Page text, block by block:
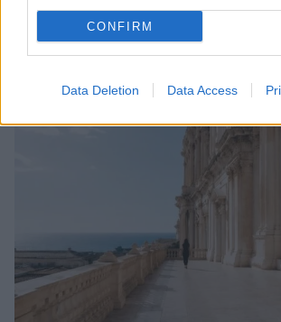
CONFIRM
Data Deletion Data Access
Guida step-by-step per un’immagine
credibile e glam